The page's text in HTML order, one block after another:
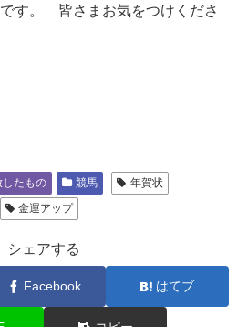
す。 皆さまお気をつけくださ
したもの 競馬
年賀状
金運アップ
シェアする
Facebook はてブ